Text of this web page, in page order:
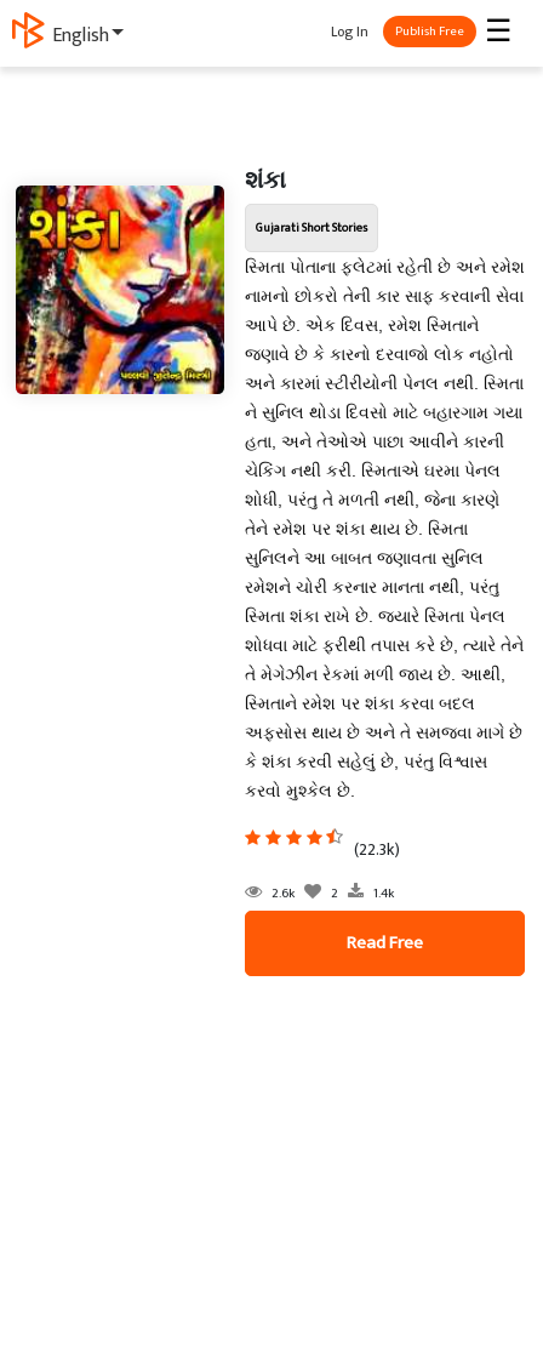
English ☰
Log In Publish Free
શંકા
Gujarati Short Stories
સ્મિતા પોતાના ફ્લેટમાં રહેતી છે અને રમેશ
નામનો છોકરો તેની કાર સાફ કરવાની સેવા
આપે છે. એક દિવસ, રમેશ સ્મિતાને
જણાવે છે કે કારનો દરવાજો લોક નહોતો
અને કારમાં સ્ટીરીયોની પેનલ નથી. સ્મિતા
ને સુનિલ થોડા દિવસો માટે બહારગામ ગયા
હતા, અને તેઓએ પાછા આવીને કારની
ચેકિંગ નથી કરી. સ્મિતાએ ઘરમા પેનલ
શોધી, પરંતુ તે મળતી નથી, જેના કારણે
તેને રમેશ પર શંકા થાય છે. સ્મિતા
સુનિલને આ બાબત જણાવતા સુનિલ
રમેશને ચોરી કરનાર માનતા નથી, પરંતુ
સ્મિતા શંકા રાખે છે. જ્યારે સ્મિતા પેનલ
શોધવા માટે ફરીથી તપાસ કરે છે, ત્યારે તેને
તે મેગેઝીન રેકમાં મળી જાય છે. આથી,
સ્મિતાને રમેશ પર શંકા કરવા બદલ
અફસોસ થાય છે અને તે સમજવા માગે છે
કે શંકા કરવી સહેલું છે, પરંતુ વિશ્વાસ
કરવો મુશ્કેલ છે.
(22.3k)
2.6k 2 1.4k
Read Free